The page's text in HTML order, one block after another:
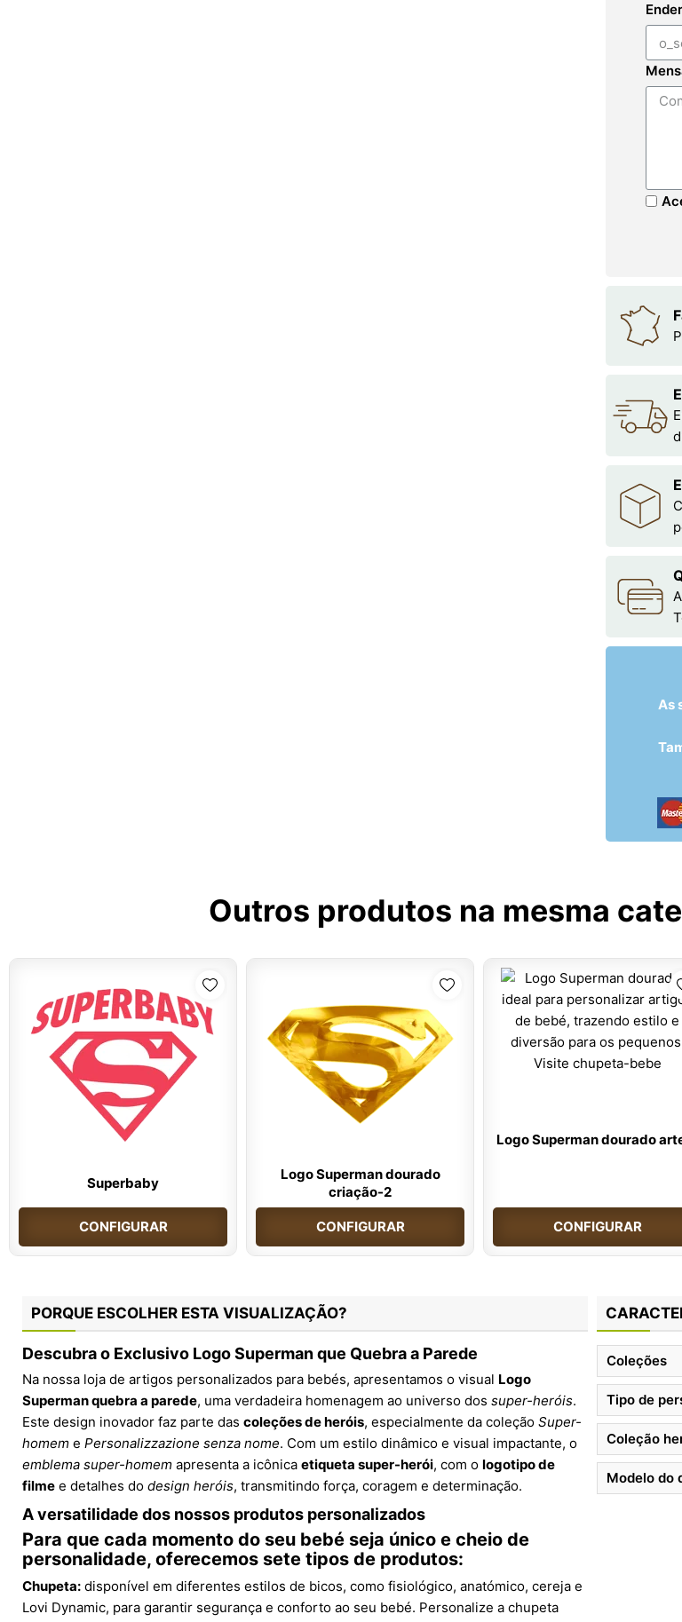
As
Outros produtos na mesma
Superbaby
CONFIGURAR
Logo Superman dourado
criação-2
CONFIGURAR
Logo Superman dourado
CONFIGURAR
PORQUE ESCOLHER ESTA VISUALIZAÇÃO?
Descubra o Exclusivo Logo Superman que Quebra a Parede
Na nossa loja de artigos personalizados para bebés, apresentamos o visual Logo
Superman quebra a parede, uma verdadeira homenagem ao universo dos super-heróis.
Este design inovador faz parte das coleções de heróis, especialmente da coleção Super-
homem e Personalizzazione senza nome. Com um estilo dinâmico e visual impactante, o
emblema super-homem apresenta a icônica etiqueta super-herói, com o logotipo de
filme e detalhes do design heróis, transmitindo força, coragem e determinação.
A versatilidade dos nossos produtos personalizados
Para que cada momento do seu bebé seja único e cheio de
personalidade, oferecemos sete tipos de produtos:
Chupeta: disponível em diferentes estilos de bicos, como fisiológico, anatómico, cereja e
Lovi Dynamic, para garantir segurança e conforto ao seu bebé. Personalize a chupeta
Coleções
Tipo de
Coleção
Modelo do